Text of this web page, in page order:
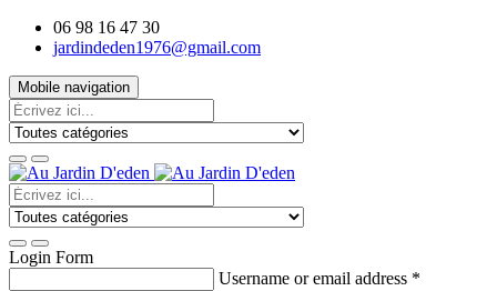
06 98 16 47 30
jardindeden1976@gmail.com
Mobile navigation
Login Form
Username or email address *